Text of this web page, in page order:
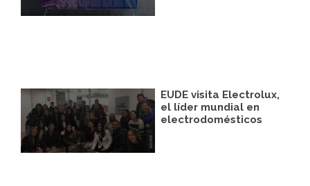
EUDE visita Electrolux,
el líder mundial en
electrodomésticos